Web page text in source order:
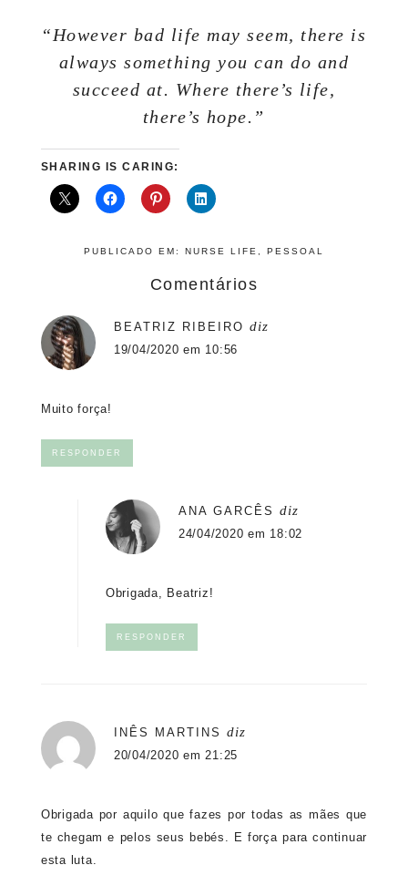
“However bad life may seem, there is
always something you can do and
succeed at. Where there’s life,
there’s hope.”
SHARING IS CARING:
PUBLICADO EM: NURSE LIFE PESSOAL
Comentários
BEATRIZ RIBEIRO diz
19/04/2020 em 10:56
Muito força!
RESPONDER
ANA GARCÊS diz
24/04/2020 em 18:02
Obrigada, Beatriz!
RESPONDER
INÊS MARTINS diz
20/04/2020 em 21:25
Obrigada por aquilo que fazes por todas as mães que
te chegam e pelos seus bebés. E força para continuar
esta luta.